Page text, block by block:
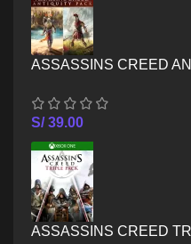
ASSASSINS CREED
S/39.00
ASSASSINS CREED